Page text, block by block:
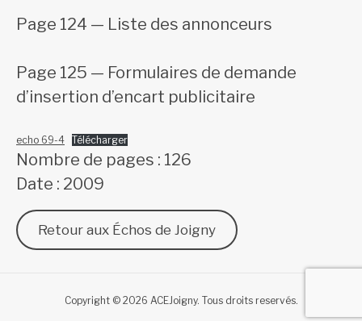
Page 124 — Liste des annonceurs
Page 125 — Formulaires de demande
d’insertion d’encart publicitaire
echo 69-4 Télécharger
Nombre de pages : 126
Date : 2009
Retour aux Échos de Joigny
Copyright © 2026 ACEJoigny. Tous droits reservés.